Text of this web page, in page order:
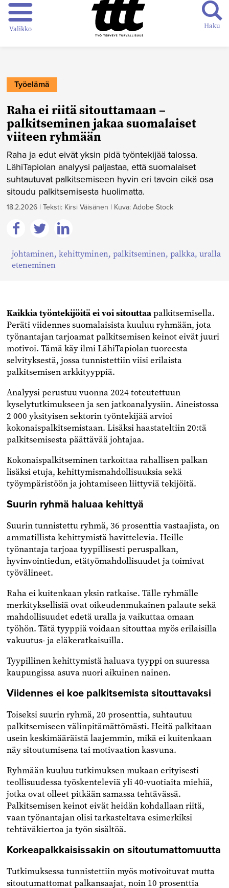
Valikko Haku
Työelämä
Raha ei riitä sitouttamaan –
palkitseminen jakaa suomalaiset
viiteen ryhmään
Raha ja edut eivät yksin pidä työntekijää talossa.
LähiTapiolan analyysi paljastaa, että suomalaiset
suhtautuvat palkitsemiseen hyvin eri tavoin eikä osa
sitoudu palkitsemisesta huolimatta.
18.2.2026 | Teksti: Kirsi Väisänen | Kuva: Adobe Stock
Jaa
Facebookissa
Jaa
Twitterissä
Jaa
Linkedinissä
johtaminen, kehittyminen, palkitseminen, palkka, uralla
eteneminen
Kaikkia työntekijöitä ei voi sitouttaapalkitsemisella.
Peräti viidennes suomalaisista kuuluu ryhmään, jota
työnantajan tarjoamat palkitsemisen keinot eivät juuri
motivoi. Tämä käy ilmi LähiTapiolan tuoreesta
selvityksestä, jossa tunnistettiin viisi erilaista
palkitsemisen arkkityyppiä.
Analyysi perustuu vuonna 2024 toteutettuun
kyselytutkimukseen ja sen jatkoanalyysiin. Aineistossa
2 000 yksityisen sektorin työntekijää arvioi
kokonaispalkitsemistaan. Lisäksi haastateltiin 20:tä
palkitsemisesta päättävää johtajaa.
Kokonaispalkitseminen tarkoittaa rahallisen palkan
lisäksi etuja, kehittymismahdollisuuksia sekä
työympäristöön ja johtamiseen liittyviä tekijöitä.
Suurin ryhmä haluaa kehittyä
Suurin tunnistettu ryhmä, 36 prosenttia vastaajista, on
ammatillista kehittymistä havittelevia. Heille
työnantaja tarjoaa tyypillisesti peruspalkan,
hyvinvointiedun, etätyömahdollisuudet ja toimivat
työvälineet.
Raha ei kuitenkaan yksin ratkaise. Tälle ryhmälle
merkityksellisiä ovat oikeudenmukainen palaute sekä
mahdollisuudet edetä uralla ja vaikuttaa omaan
työhön. Tätä tyyppiä voidaan sitouttaa myös erilaisilla
vakuutus- ja eläkeratkaisuilla.
Tyypillinen kehittymistä haluava tyyppi on suuressa
kaupungissa asuva nuori aikuinen nainen.
Viidennes ei koe palkitsemista sitouttavaksi
Toiseksi suurin ryhmä, 20 prosenttia, suhtautuu
palkitsemiseen välinpitämättömästi. Heitä palkitaan
usein keskimääräistä laajemmin, mikä ei kuitenkaan
näy sitoutumisena tai motivaation kasvuna.
Ryhmään kuuluu tutkimuksen mukaan erityisesti
teollisuudessa työskenteleviä yli 40-vuotiaita miehiä,
jotka ovat olleet pitkään samassa tehtävässä.
Palkitsemisen keinot eivät heidän kohdallaan riitä,
vaan työnantajan olisi tarkasteltava esimerkiksi
tehtäväkiertoa ja työn sisältöä.
Korkeapalkkaisissakin on sitoutumattomuutta
Tutkimuksessa tunnistettiin myös motivoituvat mutta
sitoutumattomat palkansaajat, noin 10 prosenttia